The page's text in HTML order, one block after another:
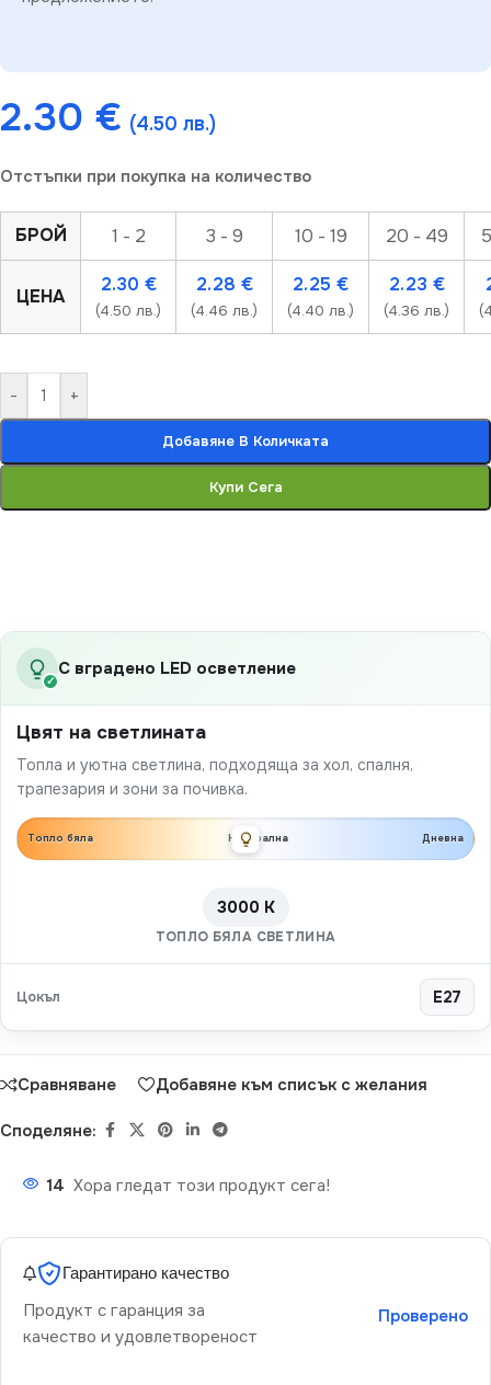
2.30 € (4.50 лв.)
Отстъпки при покупка на количество
БРОЙ 1 - 2 3 - 9 10 - 19 20 - 49
ЦЕНА
2.30 €
(4.50 лв.)
2.28 €
(4.46 лв.)
2.25 €
(4.40 лв.)
2.23 €
(4.36 лв.)
- +
Добавяне В Количката
Купи Сега
✓
С вградено LED осветление
Цвят на светлината
Топла и уютна светлина, подходяща за хол, спалня,
трапезария и зони за почивка.
Топло бяла Неутрална Дневна
3000 K
ТОПЛО БЯЛА СВЕТЛИНА
Цокъл E27
Сравняване Добавяне към списък с желания
Споделяне:
14 Хора гледат този продукт сега!
Гарантирано качество
Продукт с гаранция за
качество и удовлетвореност
Проверено